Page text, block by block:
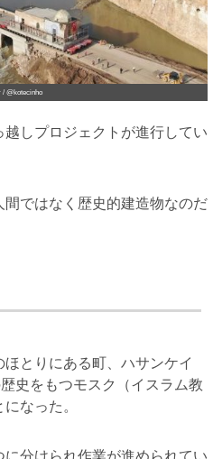
/ @kotecinho
しプロジェクトが進行してい
ではなく歴史的建造物なのだ
ほとりにある町、ハサンケイ
史をもつモスク（イスラム教
なった。